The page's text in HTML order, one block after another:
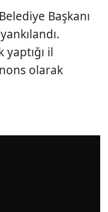
Başkanı
il
olarak